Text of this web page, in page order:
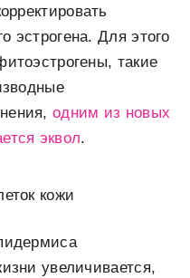
эстрогена. Для этого
такие
одним из новых
эквол.
кожи
увеличивается,